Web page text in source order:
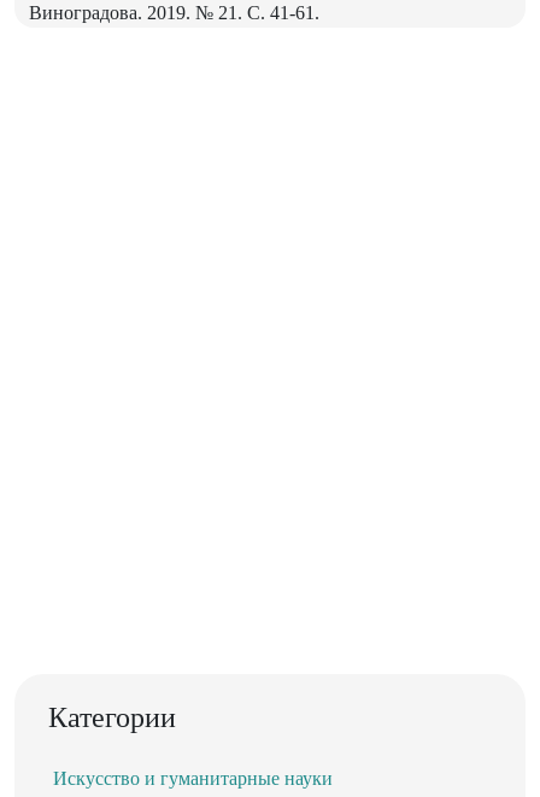
Виноградова. 2019. № 21. С. 41-61.
Категории
Искусство и гуманитарные науки